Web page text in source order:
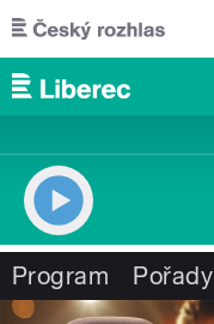
Přejít k hlavnímu obsahu
Program Pořady